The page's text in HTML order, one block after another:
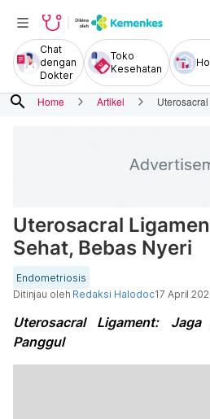
Chat
dengan
Dokter
Toko
Kesehatan
search Home Artikel
Uterosacral
Sehat, Bebas Nyeri
Endometriosis
Ditinjau oleh Redaksi Halodoc17 April
Uterosacral Ligament:
Panggul